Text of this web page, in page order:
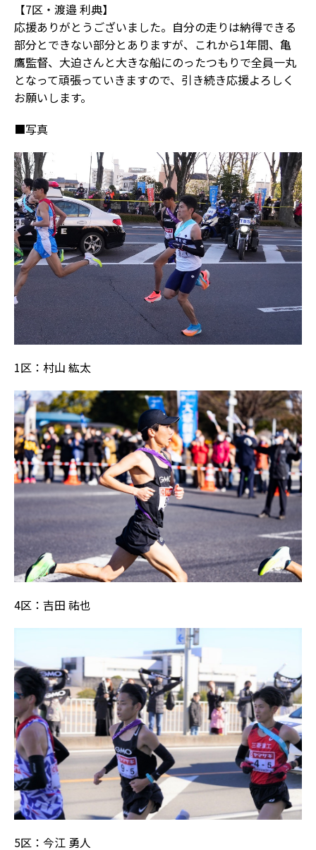
【7区・渡邉 利典】
応援ありがとうございました。自分の走りは納得できる
部分とできない部分とありますが、これから1年間、亀
鷹監督、大迫さんと大きな船にのったつもりで全員一丸
となって頑張っていきますので、引き続き応援よろしく
お願いします。
■写真
1区：村山 紘太
4区：吉田 祐也
5区：今江 勇人